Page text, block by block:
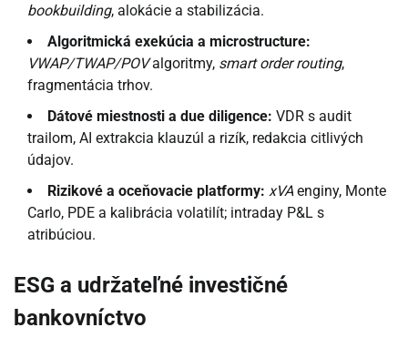
bookbuilding, alokácie a stabilizácia.
Algoritmická exekúcia a microstructure:
VWAP/TWAP/POValgoritmy, smart order routing,
fragmentácia trhov.
Dátové miestnosti a due diligence: VDR s audit
trailom, AI extrakcia klauzúl a rizík, redakcia citlivých
údajov.
Rizikové a oceňovacie platformy: xVAenginy, Monte
Carlo, PDE a kalibrácia volatilít; intraday P&L s
atribúciou.
ESG a udržateľné investičné
bankovníctvo